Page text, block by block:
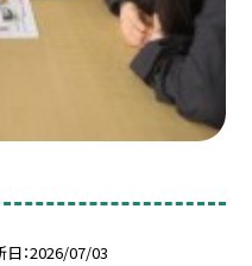
日 2026/07/03